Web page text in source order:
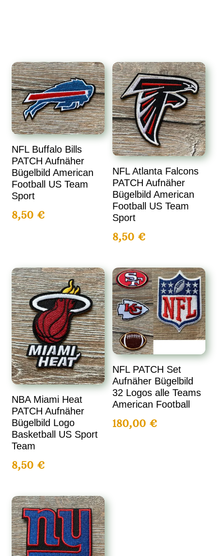
NFL Buffalo Bills
PATCH Aufnäher
Bügelbild American
Football US Team
Sport
8,50€
NFL Atlanta Falcons
PATCH Aufnäher
Bügelbild American
Football US Team
Sport
8,50 €
NBA Miami Heat
PATCH Aufnäher
Bügelbild Logo
Basketball US Sport
Team
8,50€
NFL PATCH Set
Aufnäher Bügelbild
32 Logos alle Teams
American Football
180,00 €